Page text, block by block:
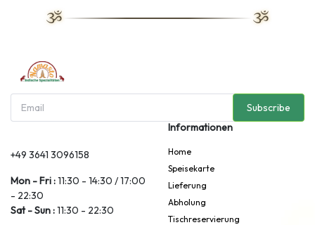
Subscribe
+49 3641 3096158
Mon - Fri :11:30 - 14:30 / 17:00
- 22:30
Sat - Sun :11:30 - 22:30
Informationen
Home
Speisekarte
Lieferung
Abholung
Tischreservierung